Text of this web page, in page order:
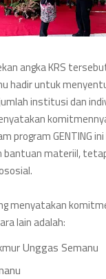
angka KRS
hadir untuk
institusi dan
program GENTING
bantuan materiil,
menyatakan
lain adalah:
Unggas Semanu